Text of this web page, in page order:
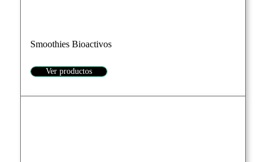
Smoothies Bioactivos
Ver productos